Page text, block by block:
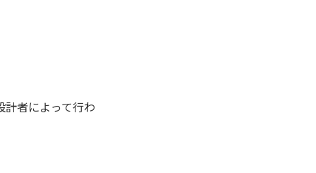
者によって行わ